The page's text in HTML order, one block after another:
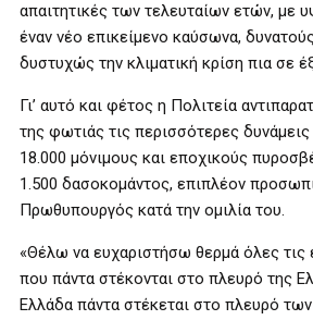
απαιτητικές των τελευταίων ετών, με
έναν νέο επικείμενο καύσωνα,
δυστυχώς την κλιματική κρίση πια σε
Γι’ αυτό και φέτος η Πολιτεία
της φωτιάς τις περισσότερες
18.000 μόνιμους και εποχικούς
1.500 δασοκομάντος, επιπλέον
Πρωθυπουργός κατά την ομιλία του.
«Θέλω να ευχαριστήσω θερμά όλες
που πάντα στέκονται στο πλευρό της
Ελλάδα πάντα στέκεται στο πλευρό